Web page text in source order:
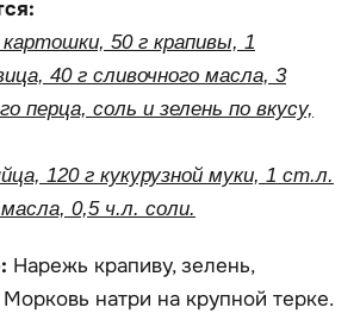
картошки, 50 г крапивы, 1
40 г сливочного масла, 3
перца, соль и зелень по вкусу,
120 г кукурузной муки, 1 ст.л.
0,5 ч.л. соли.
Нарежь крапиву, зелень,
натри на крупной терке.